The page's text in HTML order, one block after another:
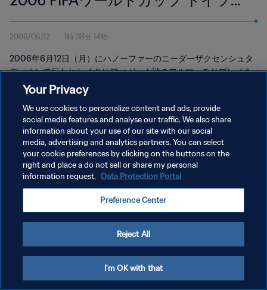
フルマッチリプレイ
2006/06/12 1時 38分 14秒
2006年6月12日（月）にハノーファーのニーダーザクセンシュタ
ディオンで行われたイタリアvsガーナ戦のフルマッチリプレイを
ご覧下さい。
プライバシーポリシー
サービス利用規約
Your Privacy
We use cookies to personalize content and ads, provide
social media features and analyse our traffic. We also share
information about your use of our site with our social
media, advertising and analytics partners. You can select
your cookie preferences by clicking on the buttons on the
right and place a do not sell or share my personal
information request. Data Protection Portal
Preference Center
Reject All
I'm OK with that